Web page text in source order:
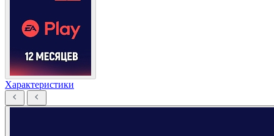
Характеристики